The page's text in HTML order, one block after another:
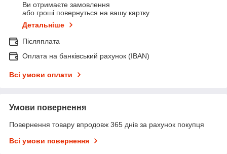
Ви отримаєте замовлення
або гроші повернуться на вашу картку
Детальніше
Післяплата
Оплата на банківський рахунок (IBAN)
Всі умови оплати
Умови повернення
Повернення товару впродовж 365 днів за рахунок покупця
Всі умови повернення